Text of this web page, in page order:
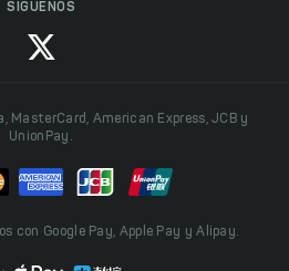
SÍGUENOS
MasterCard, American Express, JCB y
UnionPay.
con Google Pay, Apple Pay y Alipay.